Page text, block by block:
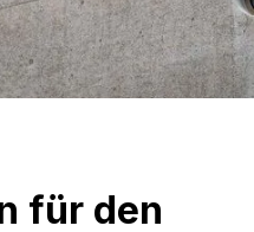
für den